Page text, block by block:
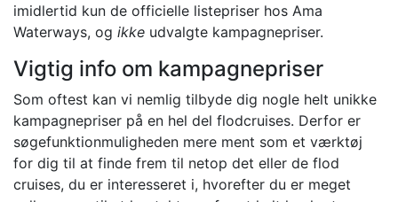
imidlertid kun de officielle listepriser hos Ama
Waterways, og ikke udvalgte kampagnepriser.
Vigtig info om kampagnepriser
Som oftest kan vi nemlig tilbyde dig nogle helt unikke
kampagnepriser på en hel del flodcruises. Derfor er
søgefunktionmuligheden mere ment som et værktøj
for dig til at finde frem til netop det eller de flod
cruises, du er interesseret i, hvorefter du er meget